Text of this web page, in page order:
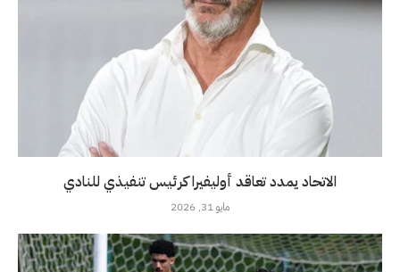
الاتحاد يمدد تعاقد أوليفيرا كرئيس تنفيذي للنادي
مايو 31, 2026